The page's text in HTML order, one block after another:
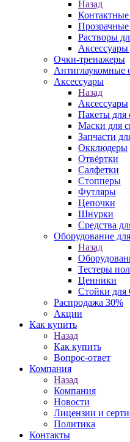
Назад
Растворы
Аксессуары
Очки-тренажеры
Антиглаукомные
Аксессуары
Назад
Аксессуары
Пакеты для
Маски для
Запчасти
Окклюдеры
Отвёртки
Салфетки
Стопперы
Футляры
Цепочки
Шнурки
Средства
Оборудование
Назад
Тестеры
Ценники
Стойки для
Распродажа 30%
Акции
Как купить
Назад
Как купить
Вопрос-ответ
Компания
Назад
Компания
Новости
Лицензии и
Политика
Контакты